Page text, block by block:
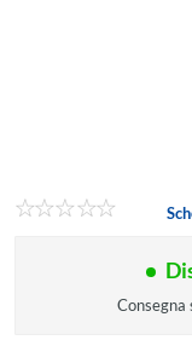
Consegna